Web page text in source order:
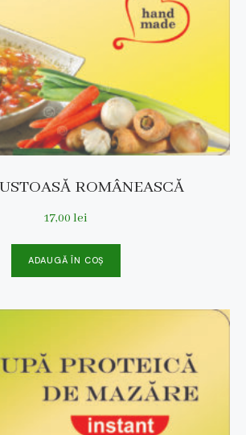
ROMÂNEASCĂ
17,00lei
ADAUGĂ ÎN COȘ